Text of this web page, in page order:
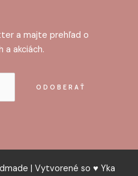
a majte prehľad o
a akciách.
| Vytvorené so ♥ Yka